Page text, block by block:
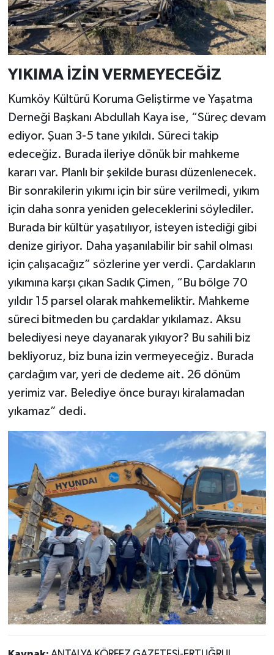
YIKIMA İZİN VERMEYECEĞİZ
Kumköy Kültürü Koruma Geliştirme ve Yaşatma
Derneği Başkanı Abdullah Kaya ise, “Süreç devam
ediyor. Şuan 3-5 tane yıkıldı. Süreci takip
edeceğiz. Burada ileriye dönük bir mahkeme
kararı var. Planlı bir şekilde burası düzenlenecek.
Bir sonrakilerin yıkımı için bir süre verilmedi, yıkım
için daha sonra yeniden geleceklerini söylediler.
Burada bir kültür yaşatılıyor, isteyen istediği gibi
denize giriyor. Daha yaşanılabilir bir sahil olması
için çalışacağız” sözlerine yer verdi. Çardakların
yıkımına karşı çıkan Sadık Çimen, “Bu bölge 70
yıldır 15 parsel olarak mahkemeliktir. Mahkeme
süreci bitmeden bu çardaklar yıkılamaz. Aksu
belediyesi neye dayanarak yıkıyor? Bu sahili biz
bekliyoruz, biz buna izin vermeyeceğiz. Burada
çardağım var, yeri de dedeme ait. 26 dönüm
yerimiz var. Belediye önce burayı kiralamadan
yıkamaz” dedi.